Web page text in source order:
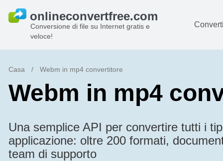
Conversione di file su Internet gratis e
veloce!
Casa / Webm in mp4 convertitore
Webm in mp4
Una semplice API per convertire tutti i
applicazione: oltre 200 formati,
team di supporto